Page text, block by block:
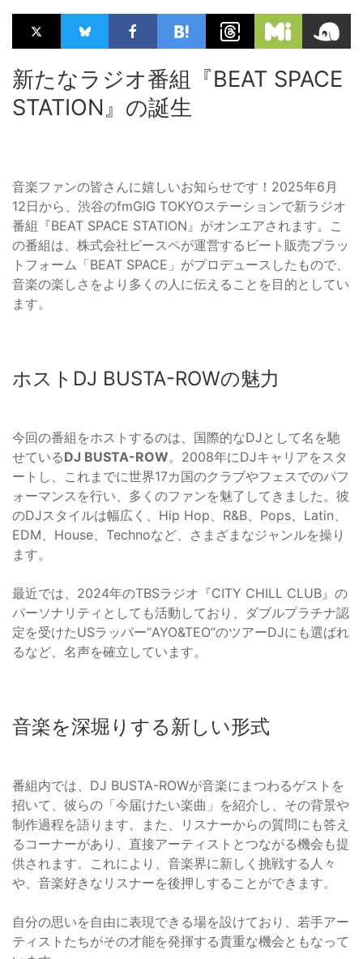
新たなラジオ番組『BEAT SPACE
STATION』の誕生
音楽ファンの皆さんに嬉しいお知らせです！2025年6月
12日から、渋谷のfmGIG TOKYOステーションで新ラジオ
番組『BEAT SPACE STATION』がオンエアされます。こ
の番組は、株式会社ビースペが運営するビート販売プラッ
トフォーム「BEAT SPACE」がプロデュースしたもので、
音楽の楽しさをより多くの人に伝えることを目的としてい
ます。
ホストDJ BUSTA-ROWの魅力
今回の番組をホストするのは、国際的なDJとして名を馳
せているDJ BUSTA-ROW。2008年にDJキャリアをスタ
ートし、これまでに世界17カ国のクラブやフェスでのパフ
ォーマンスを行い、多くのファンを魅了してきました。彼
のDJスタイルは幅広く、Hip Hop、R&B、Pops、Latin、
EDM、House、Technoなど、さまざまなジャンルを操り
ます。
最近では、2024年のTBSラジオ『CITY CHILL CLUB』の
パーソナリティとしても活動しており、ダブルプラチナ認
定を受けたUSラッパー“AYO&TEO”のツアーDJにも選ばれ
るなど、名声を確立しています。
音楽を深堀りする新しい形式
番組内では、DJ BUSTA-ROWが音楽にまつわるゲストを
招いて、彼らの「今届けたい楽曲」を紹介し、その背景や
制作過程を語ります。また、リスナーからの質問にも答え
るコーナーがあり、直接アーティストとつながる機会も提
供されます。これにより、音楽界に新しく挑戦する人々
や、音楽好きなリスナーを後押しすることができます。
自分の思いを自由に表現できる場を設けており、若手アー
ティストたちがその才能を発揮する貴重な機会ともなって